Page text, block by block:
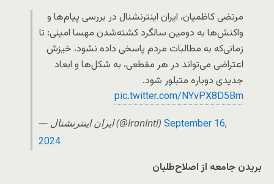
مرتضی کاظمیان، ایران اینترنشنال در بررسی پیام‌ها و
واکنش‌ها به دومین سالگرد کشته‌شدن مهسا امینی: تا
زمانی‌که به مطالبات مردم پاسخی داده نشود، خیزش‌
اعتراضی می‌تواند در هر مقطعی، به شکل‌ها و ابعاد
جدیدی دوباره متبلور شود.
pic.twitter.com/NYvPX8D5Bm
— ايران اينترنشنال (@IranIntl) September 16,
2024
بریدن جامعه از اصلاح‌طلبان